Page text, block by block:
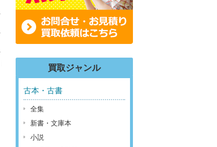
買取ジャンル
古本・古書
全集
新書・文庫本
小説